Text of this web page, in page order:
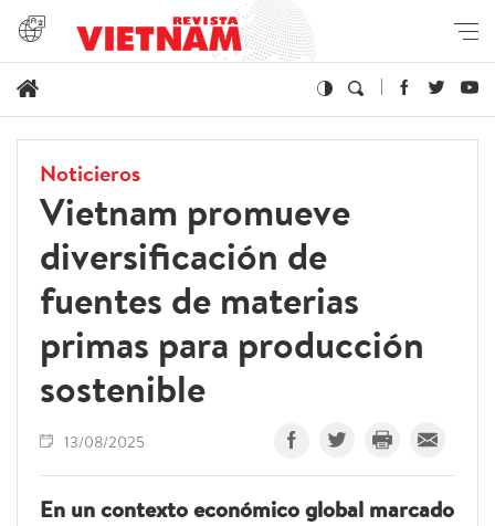
Noticieros
Vietnam promueve
diversificación de
fuentes de materias
primas para producción
sostenible
13/08/2025
En un contexto económico global marcado